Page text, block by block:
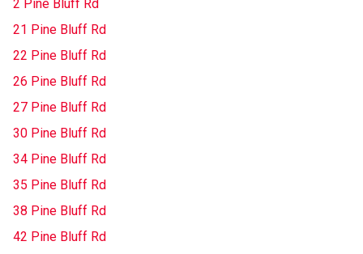
2 Pine Bluff Rd
21 Pine Bluff Rd
22 Pine Bluff Rd
26 Pine Bluff Rd
27 Pine Bluff Rd
30 Pine Bluff Rd
34 Pine Bluff Rd
35 Pine Bluff Rd
38 Pine Bluff Rd
42 Pine Bluff Rd